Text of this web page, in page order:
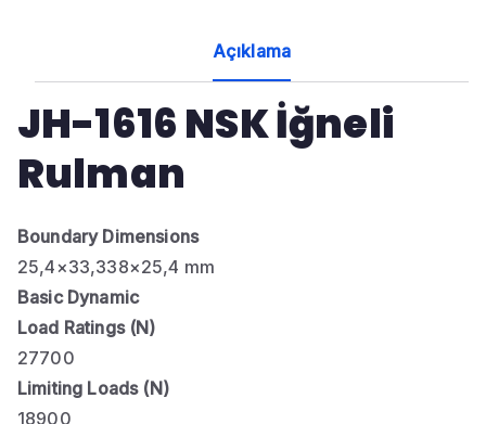
Açıklama
JH-1616 NSK İğneli
Rulman
Boundary Dimensions
25,4×33,338×25,4 mm
Basic Dynamic
Load Ratings (N)
27700
Limiting Loads (N)
18900